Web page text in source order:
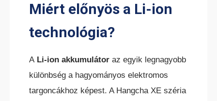
Miért előnyös a Li-ion
technológia?
A Li-ion akkumulátor az egyik legnagyobb
különbség a hagyományos elektromos
targoncákhoz képest. A Hangcha XE széria